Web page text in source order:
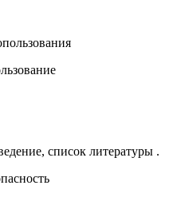
список литературы .